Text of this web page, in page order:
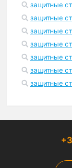
защитные
защитные
защитные
защитные
защитные
защитные
защитные